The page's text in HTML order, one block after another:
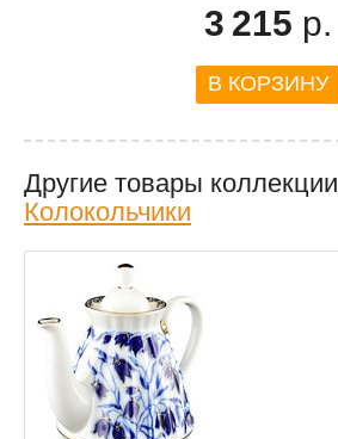
3 215 р.
В КОРЗИНУ
Другие товары коллекции
Колокольчики